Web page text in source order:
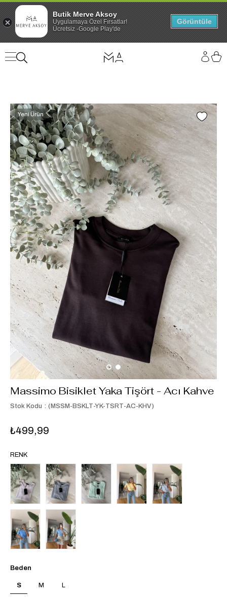
Yeni Ürün
Massimo Bisiklet Yaka Tişört - Acı Kahve
Stok Kodu (MSSM-BSKLT-YK-TSRT-AC-KHV)
₺499,99
RENK
Tükendi
Tükendi
Beden
S M L
Butik Merve Aksoy
Uygulamaya Özel Fırsatlar!
Ücretsiz -Google Play'de
Görüntüle